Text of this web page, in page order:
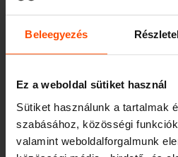
Beleegyezés
Ez a weboldal sütiket használ
Sütiket használunk a tartalmak
szabásához, közösségi
valamint weboldalforgalmunk
Wien –